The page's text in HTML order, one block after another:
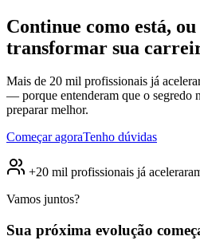
Continue como está, ou
transformar sua
Mais de 20 mil profissionais já
— porque entenderam que o segredo
preparar melhor.
Começar agoraTenho dúvidas
+20 mil profissionais já
Vamos juntos?
Sua próxima evolução